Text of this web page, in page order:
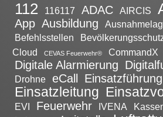
112 116117 ADAC AIRCIS
App Ausbildung
Befehlsstellen
Cloud
CEVAS Feuerwehr® CommandX
Digitale Alarmierung
Drohne eCall Einsatzführung
Einsatzleitung
EVI Feuerwehr IVENA